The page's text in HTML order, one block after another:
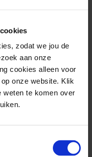
zodat we jou de
aan onze
cookies alleen voor
onze website. Klik
weten te komen over